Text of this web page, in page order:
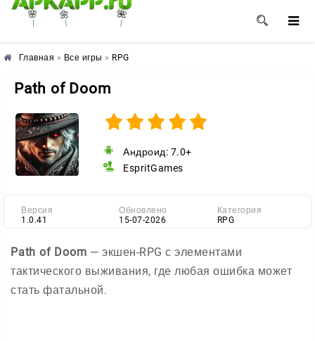
🌸 🌼 🌺
Главная » Все игры » RPG
Path of Doom
Андроид: 7.0+
EspritGames
Версия
1.0.41
Обновлено
15-07-2026
Категория
RPG
Path of Doom — экшен-RPG с элементами
тактического выживания, где любая ошибка может
стать фатальной.